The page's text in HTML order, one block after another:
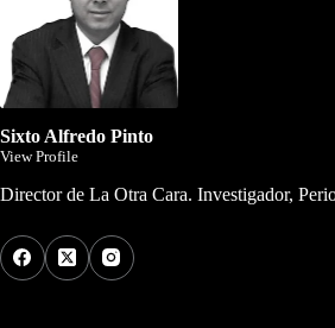
Sixto Alfredo Pinto
View Profile
Director de La Otra Cara. Investigador,